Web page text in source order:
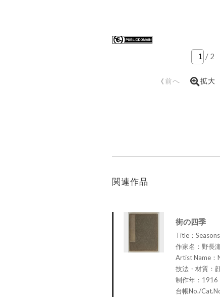
/ 2
‹前へ 拡大
関連作品
街の四季
Title：
作家名：野長
Artist Name：
技法・材質：
制作年：1916
台帳No./